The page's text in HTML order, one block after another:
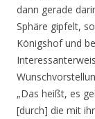
dann gerade
Sphäre gipfelt,
Königshof und
„Das heißt, es
[durch] die mit